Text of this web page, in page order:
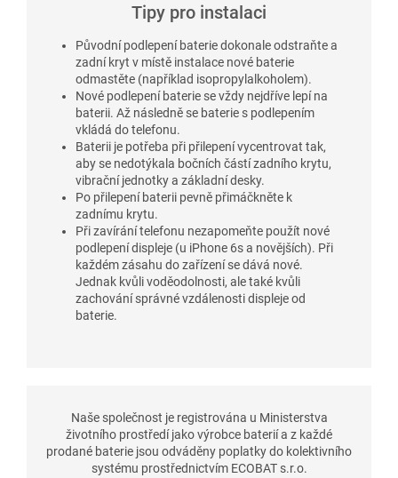
Tipy pro instalaci
Původní podlepení baterie dokonale odstraňte a
zadní kryt v místě instalace nové baterie
odmastěte (například isopropylalkoholem).
Nové podlepení baterie se vždy nejdříve lepí na
baterii. Až následně se baterie s podlepením
vkládá do telefonu.
Baterii je potřeba při přilepení vycentrovat tak,
aby se nedotýkala bočních částí zadního krytu,
vibrační jednotky a základní desky.
Po přilepení baterii pevně přimáčkněte k
zadnímu krytu.
Při zavírání telefonu nezapomeňte použít nové
podlepení displeje (u iPhone 6s a novějších). Při
každém zásahu do zařízení se dává nové.
Jednak kvůli voděodolnosti, ale také kvůli
zachování správné vzdálenosti displeje od
baterie.
Naše společnost je registrována u Ministerstva
životního prostředí jako výrobce baterií a z každé
prodané baterie jsou odváděny poplatky do kolektivního
systému prostřednictvím ECOBAT s.r.o.